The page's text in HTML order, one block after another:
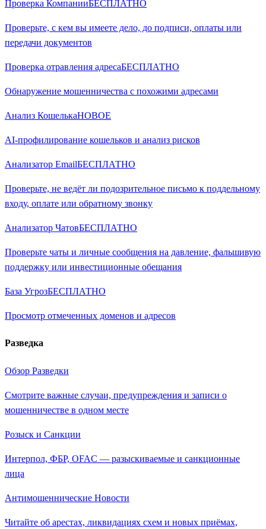
Проверка КомпанииБЕСПЛАТНО
Проверьте, с кем вы имеете дело, до подписи, оплаты или
передачи документов
Проверка отравления адресаБЕСПЛАТНО
Обнаружение мошенничества с похожими адресами
Анализ КошелькаНОВОЕ
AI-профилирование кошельков и анализ рисков
Анализатор EmailБЕСПЛАТНО
Проверьте, не ведёт ли подозрительное письмо к поддельному
входу, оплате или обратному звонку
Анализатор ЧатовБЕСПЛАТНО
Проверьте чаты и личные сообщения на давление, фальшивую
поддержку или инвестиционные обещания
База УгрозБЕСПЛАТНО
Просмотр отмеченных доменов и адресов
Разведка
Обзор Разведки
Смотрите важные случаи, предупреждения и записи о
мошенничестве в одном месте
Розыск и Санкции
Интерпол, ФБР, OFAC — разыскиваемые и санкционные
лица
Антимошеннические Новости
Читайте об арестах, ликвидациях схем и новых приёмах,